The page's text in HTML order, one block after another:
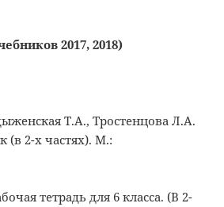
2017, 2018)
Т.А., Тростенцова Л.А.
(в 2-х частях). М.:
тетрадь для 6 класса. (В 2-